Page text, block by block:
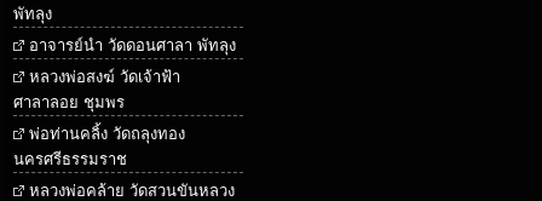
พัทลุง
อาจารย์นำ วัดดอนศาลา พัทลุง
หลวงพ่อสงฆ์ วัดเจ้าฟ้า
ศาลาลอย ชุมพร
พ่อท่านคลิ้ง วัดถลุงทอง
นครศรีธรรมราช
หลวงพ่อคล้าย วัดสวนขันหลวง